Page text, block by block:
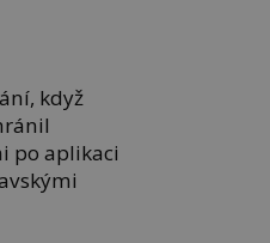
když
po aplikaci